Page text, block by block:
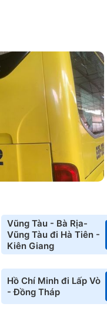
Vũng Tàu - Bà Rịa-
Vũng Tàu đi Hà Tiên -
Kiên Giang
Hồ Chí Minh đi Lấp Vò
- Đồng Tháp